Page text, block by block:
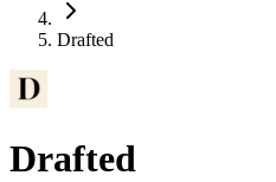
Drafted
Drafted